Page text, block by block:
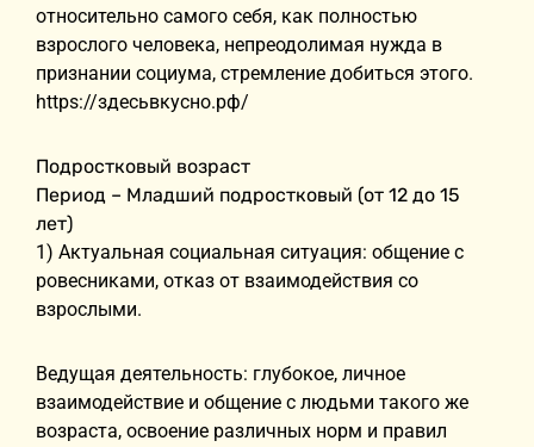
относительно самого себя, как полностью
взрослого человека, непреодолимая нужда в
признании социума, стремление добиться этого.
https://здесьвкусно.рф/
Подростковый возраст
Период – Младший подростковый (от 12 до 15
лет)
1) Актуальная социальная ситуация: общение с
ровесниками, отказ от взаимодействия со
взрослыми.
Ведущая деятельность: глубокое, личное
взаимодействие и общение с людьми такого же
возраста, освоение различных норм и правил